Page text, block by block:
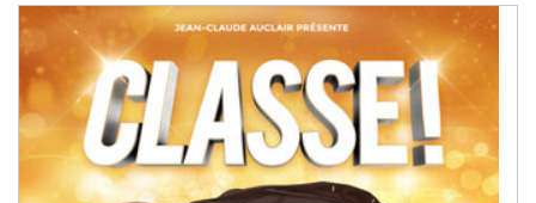
Navigation
des
articles